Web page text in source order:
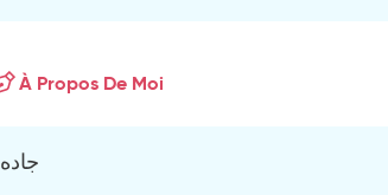
À Propos De Moi
جاده